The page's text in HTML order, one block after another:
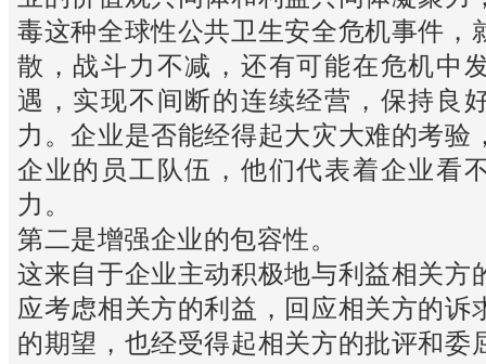
毒这种全球性公共卫生安全危机事件，
散，战斗力不减，还有可能在危机中
遇，实现不间断的连续经营，保持良
力。企业是否能经得起大灾大难的考验
企业的员工队伍，他们代表着企业看
力。
第二是增强企业的包容性。
这来自于企业主动积极地与利益相关方
应考虑相关方的利益，回应相关方的诉
的期望，也经受得起相关方的批评和委